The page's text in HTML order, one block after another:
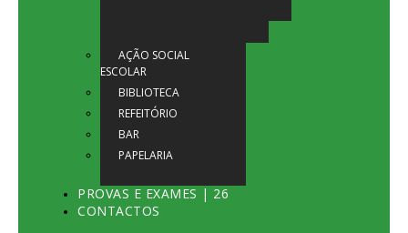
AÇÃO SOCIAL
ESCOLAR
BIBLIOTECA
REFEITÓRIO
BAR
PAPELARIA
PROVAS E EXAMES | 26
CONTACTOS